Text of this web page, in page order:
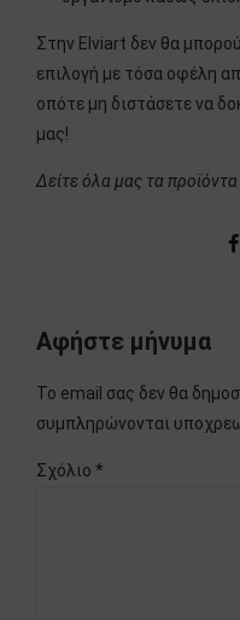
Στην Elviart δεν θα
επιλογή με τόσα οφέλη
οπότε μη διστάσετε να
μας!
Δείτε όλα μας τα προϊόντα
Αφήστε μήνυμα
Το email σας δεν θα
συμπληρώνονται
Σχόλιο *